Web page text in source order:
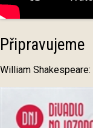
Připravujeme
William Shakespeare: